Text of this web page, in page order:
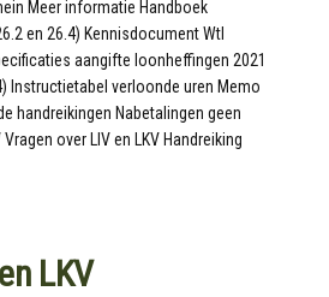
LKV